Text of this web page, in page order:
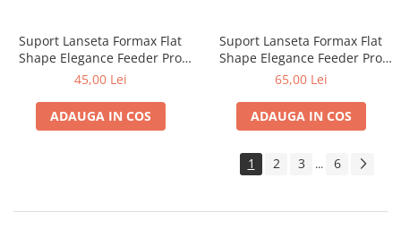
Suport Lanseta Formax Flat
Shape Elegance Feeder Pro
EVA 30cm | Formax
45,00 Lei
ADAUGA IN COS
Suport Lanseta Formax Flat
Shape Elegance Feeder Pro
EVA 40cm | Formax
65,00 Lei
ADAUGA IN COS
1 2 3 ... 6